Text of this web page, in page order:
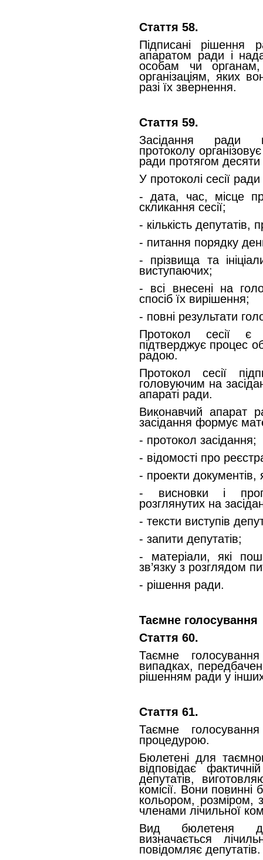
Стаття 58.
Підписані рішення
апаратом ради і
особам чи органам,
організаціям, яких
разі їх звернення.
Стаття 59.
Засідання ради
протоколу
ради протягом десяти
У протоколі сесії
- дата, час, місце
скликання сесії;
- кількість депутатів,
- питання порядку
- прізвища та
виступаючих;
- всі внесені на
спосіб їх вирішення;
- повні результати
Протокол сесії є
підтверджує процес
радою.
Протокол сесії
головуючим на
апараті ради.
Виконавчий апарат
засідання формує
- протокол засідання;
- відомості про
- проекти документів,
- висновки і
розглянутих на
- тексти виступів
- запити депутатів;
- матеріали, які
зв’язку з розглядом
- рішення ради.
Таємне голосування
Стаття 60.
Таємне
випадках,
рішенням ради у
Стаття 61.
Таємне
процедурою.
Бюлетені для
відповідає
депутатів,
комісії. Вони
кольором, розміром,
членами лічильної
Вид бюлетеня
визначається
повідомляє депутатів.